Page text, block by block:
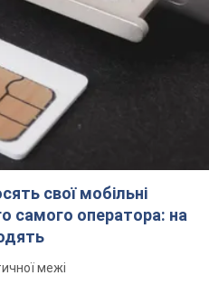
свої мобільні
самого оператора: на
межі